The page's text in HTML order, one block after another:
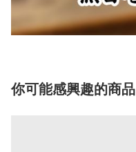
你可能感興趣的商品